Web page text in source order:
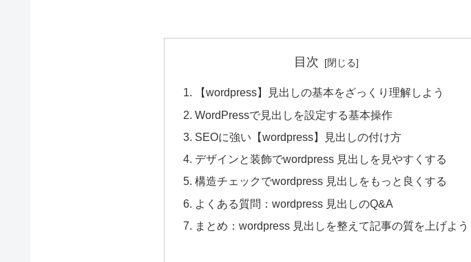
目次
【wordpress】見出しの基本をざっくり理解しよう
WordPressで見出しを設定する基本操作
SEOに強い【wordpress】見出しの付け方
デザインと装飾でwordpress 見出しを見やすくする
構造チェックでwordpress 見出しをもっと良くする
よくある質問：wordpress 見出しのQ&A
まとめ：wordpress 見出しを整えて記事の質を上げよう